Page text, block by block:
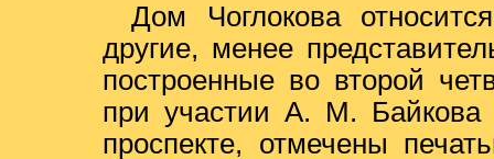
Дом Чоглокова
другие, менее
построенные во второй
при участии А. М.
проспекте, отмечены